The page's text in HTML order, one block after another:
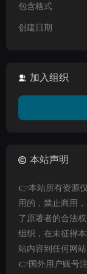
包含格式
创建日期
加入组织
本站声明
👉本站所有资源
用的，禁止商用
了原著者的合法
组织，在未征得
站内容到任何网
👉国外用户账号